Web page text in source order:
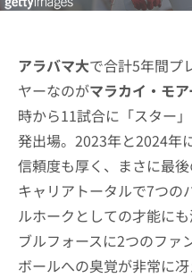
アラバマ大で合計5年間プ
ヤーなのがマラカイ・モア
時から11試合に「スター
発出場。2023年と2024年
信頼度も厚く、まさに最
キャリアトータルで7つの
ルホークとしての才能に
ブルフォースに2つのファ
ボールへの臭覚が非常に